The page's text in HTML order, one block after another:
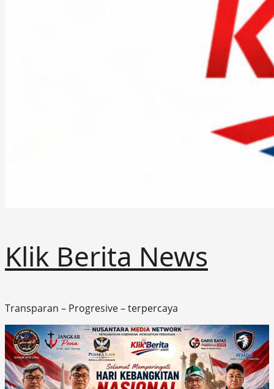
Klik Berita News
Transparan – Progresive – terpercaya